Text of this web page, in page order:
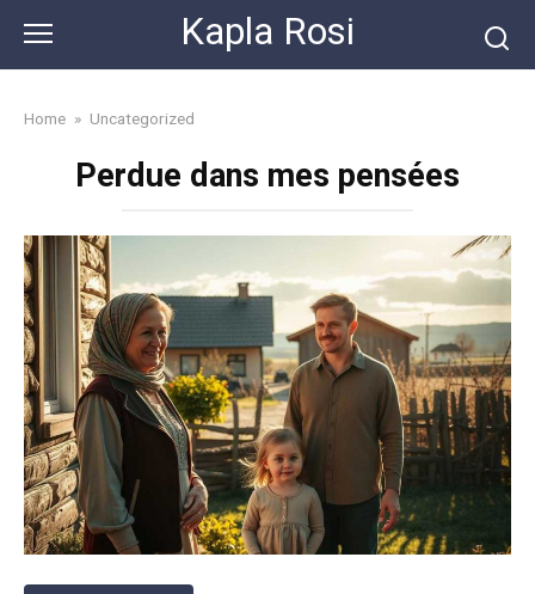
content
Kapla Rosi
Home » Uncategorized
Perdue dans mes pensées